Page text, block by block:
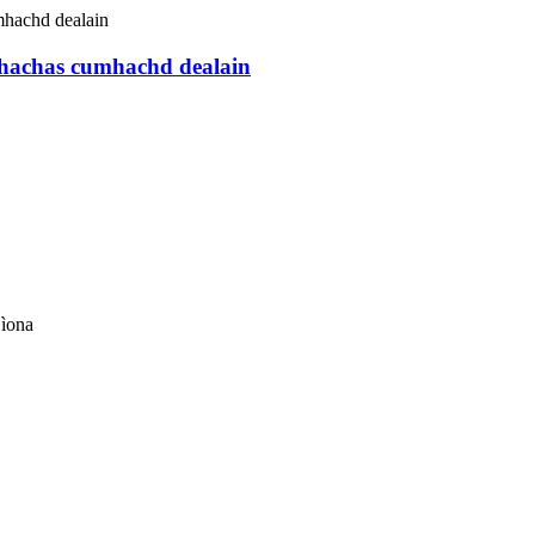
cumhachd dealain